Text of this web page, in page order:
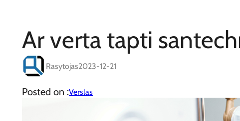
Ar verta tapti
Rasytojas2023-12-21
Posted on :Verslas